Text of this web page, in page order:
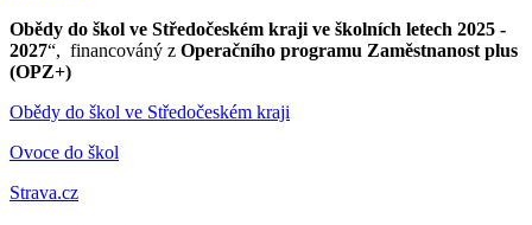
Obědy do škol ve Středočeském kraji ve školních letech 2025 -
2027“, financováný z Operačního programu Zaměstnanost plus
(OPZ+)
Obědy do škol ve Středočeském kraji
Ovoce do škol
Strava.cz